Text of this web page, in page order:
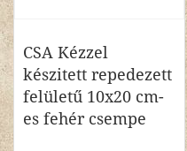
CSA Kézzel
készitett repedezett
felületű 10x20 cm-
es fehér csempe